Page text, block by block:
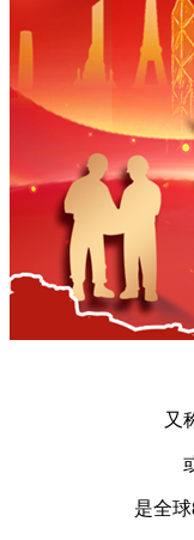
又
是全